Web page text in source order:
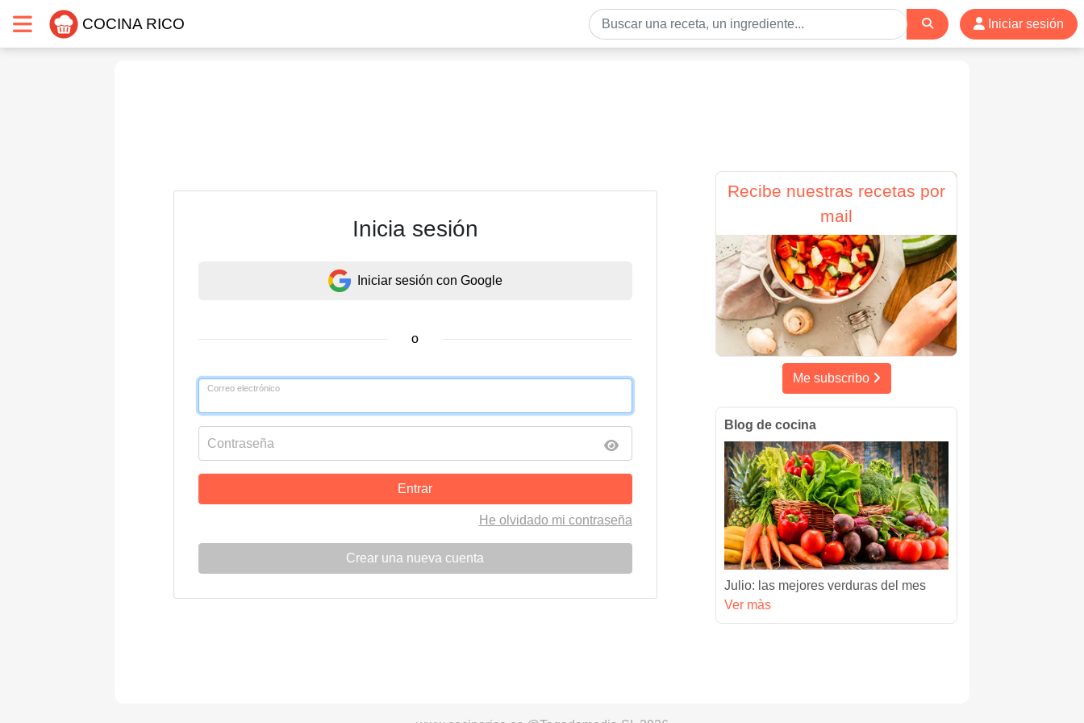
COCINA RICO Iniciar sesión
Inicia sesión
Iniciar sesión con Google
o
Correo electrónico
Contraseña
Entrar
He olvidado mi contraseña
Crear una nueva cuenta
Recibe nuestras recetas por
mail
Me subscribo
Blog de cocina
Julio: las mejores verduras del mes
Ver màs